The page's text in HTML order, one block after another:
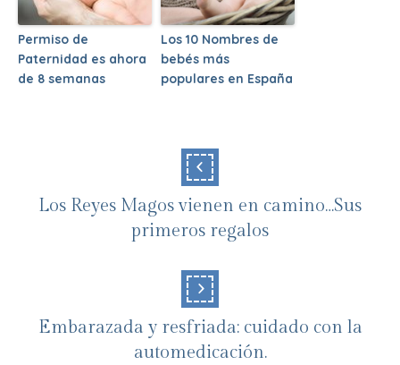
Permiso de
Paternidad es ahora
de 8 semanas
Los 10 Nombres de
bebés más
populares en España
Los Reyes Magos vienen en camino…Sus
primeros regalos
Embarazada y resfriada: cuidado con la
automedicación.